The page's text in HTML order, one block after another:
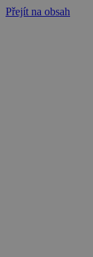
Přejít na obsah